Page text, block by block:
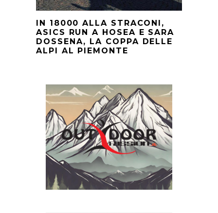
IN 18000 ALLA STRACONI,
ASICS RUN A HOSEA E SARA
DOSSENA, LA COPPA DELLE
ALPI AL PIEMONTE